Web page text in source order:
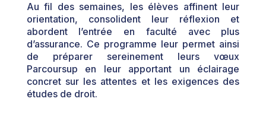
Au fil des semaines, les élèves affinent leur
orientation, consolident leur réflexion et
abordent l’entrée en faculté avec plus
d’assurance. Ce programme leur permet ainsi
de préparer sereinement leurs vœux
Parcoursup en leur apportant un éclairage
concret sur les attentes et les exigences des
études de droit.